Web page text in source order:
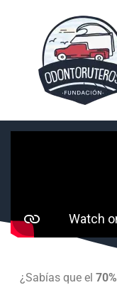
¿Sabías que el 70%